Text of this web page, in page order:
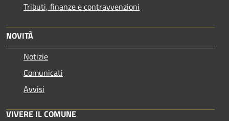
Tributi, finanze e contravvenzioni
NOVITÀ
Notizie
Comunicati
Avvisi
VIVERE IL COMUNE